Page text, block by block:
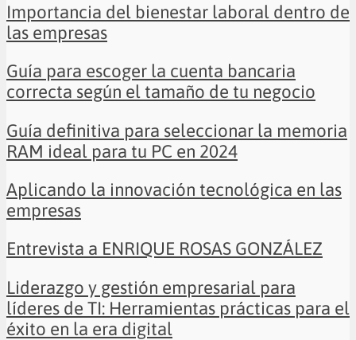
Importancia del bienestar laboral dentro de
las empresas
Guía para escoger la cuenta bancaria
correcta según el tamaño de tu negocio
Guía definitiva para seleccionar la memoria
RAM ideal para tu PC en 2024
Aplicando la innovación tecnológica en las
empresas
Entrevista a ENRIQUE ROSAS GONZÁLEZ
Liderazgo y gestión empresarial para
líderes de TI: Herramientas prácticas para el
éxito en la era digital